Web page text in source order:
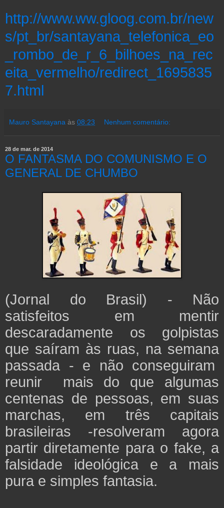
http://www.ww.gloog.com.br/new
s/pt_br/santayana_telefonica_eo
_rombo_de_r_6_bilhoes_na_rec
eita_vermelho/redirect_1695835
7.html
Mauro Santayana às 08:23 Nenhum comentário:
28 de mar. de 2014
O FANTASMA DO COMUNISMO E O
GENERAL DE CHUMBO
(Jornal do Brasil) - Não
satisfeitos em mentir
descaradamente os golpistas
que saíram às ruas, na semana
passada - e não conseguiram
reunir mais do que algumas
centenas de pessoas, em suas
marchas, em três capitais
brasileiras -resolveram agora
partir diretamente para o fake, a
falsidade ideológica e a mais
pura e simples fantasia.